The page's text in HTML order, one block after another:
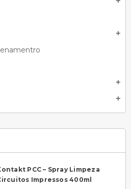
add
add
add
PCC – Spray Limpeza
Impressos 400ml